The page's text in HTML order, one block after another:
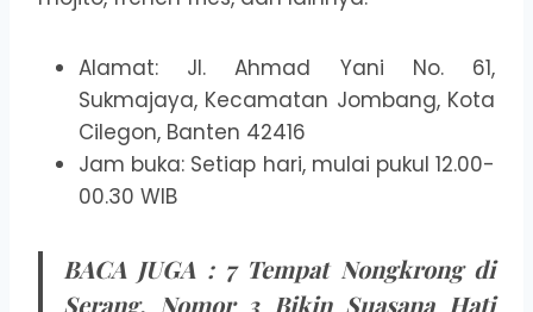
Alamat: Jl. Ahmad Yani No. 61,
Sukmajaya, Kecamatan Jombang, Kota
Cilegon, Banten 42416
Jam buka: Setiap hari, mulai pukul 12.00-
00.30 WIB
BACA JUGA : 7 Tempat Nongkrong di
Serang, Nomor 3 Bikin Suasana Hati